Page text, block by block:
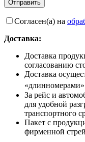
Согласен(а) на
Доставка:
Доставка
согласованию
Доставка
За рейс и
для удобной
транспортного
Пакет с
фирменной